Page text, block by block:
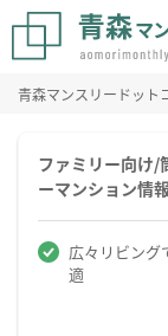
青森マンスリードット
ファミリー向け/
ーマンション情
広々リビング
適